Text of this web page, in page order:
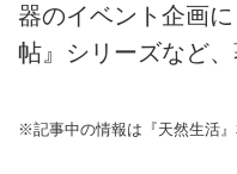
器のイベント企画
帖』シリーズなど、
※記事中の情報は『天然生活